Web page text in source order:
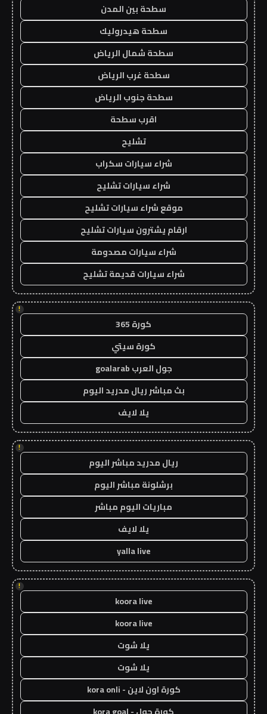
سطحة بين المدن
سطحة هيدروليك
سطحة شمال الرياض
سطحة غرب الرياض
سطحة جنوب الرياض
اقرب سطحة
تشليح
شراء سيارات سكراب
شراء سيارات تشليح
موقع شراء سيارات تشليح
ارقام يشترون سيارات تشليح
شراء سيارات مصدومة
شراء سيارات قديمة تشليح
!
كورة 365
كورة سيتي
جول العرب goalarab
بث مباشر ريال مدريد اليوم
يلا لايف
!
ريال مدريد مباشر اليوم
برشلونة مباشر اليوم
مباريات اليوم مباشر
يلا لايف
yalla live
!
koora live
koora live
يلا شوت
يلا شوت
كورة اون لاين - kora onli